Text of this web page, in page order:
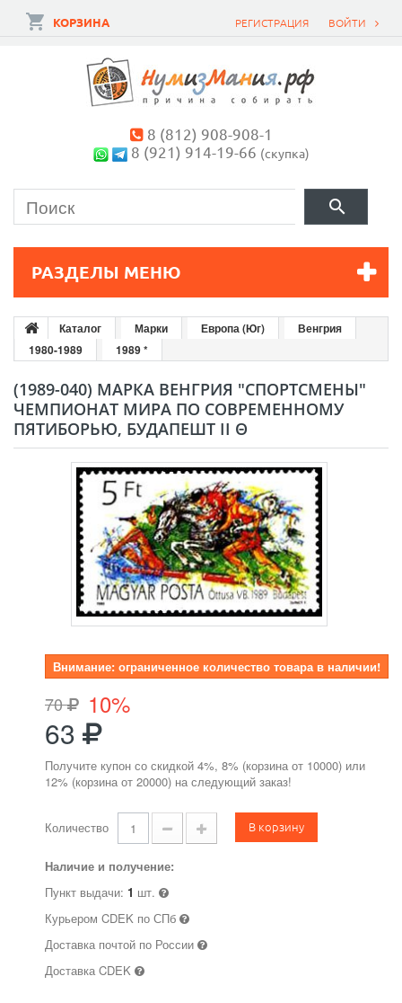
ВОЙТИ
РЕГИСТРАЦИЯ
КОРЗИНА
8 (812) 908-908-1
8 (921) 914-19-66 (скупка)
РАЗДЕЛЫ МЕНЮ
Каталог Марки Европа (Юг)
Венгрия
1980-1989
1989 *
(1989-040) МАРКА ВЕНГРИЯ "СПОРТСМЕНЫ"
ЧЕМПИОНАТ МИРА ПО СОВРЕМЕННОМУ
ПЯТИБОРЬЮ, БУДАПЕШТ II Θ
Внимание: ограниченное количество товара в наличии!
70 10%
63
Получите купон со скидкой 4%, 8% (корзина от 10000) или
12% (корзина от 20000) на следующий заказ!
Количество В корзину
Наличие и получение:
Пункт выдачи: 1 шт.
Курьером CDEK по СПб
Доставка почтой по России
Доставка CDEK